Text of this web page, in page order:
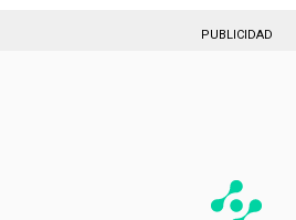
PUBLICIDAD